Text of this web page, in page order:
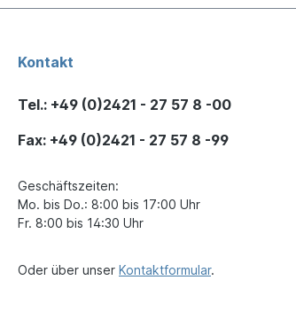
Kontakt
Tel.: +49 (0)2421 - 27 57 8 -00
Fax: +49 (0)2421 - 27 57 8 -99
Geschäftszeiten:
Mo. bis Do.: 8:00 bis 17:00 Uhr
Fr. 8:00 bis 14:30 Uhr
Oder über unser Kontaktformular.